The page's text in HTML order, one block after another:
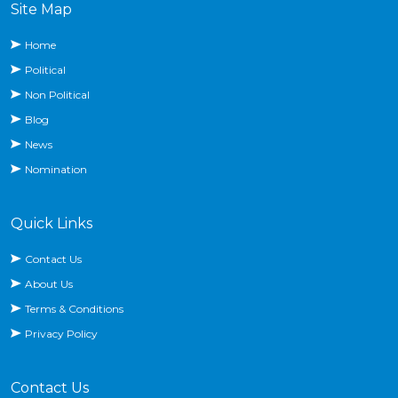
Site Map
Home
Political
Non Political
Blog
News
Nomination
Quick Links
Contact Us
About Us
Terms & Conditions
Privacy Policy
Contact Us